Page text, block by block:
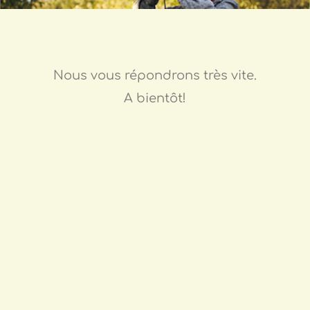
Nous vous répondrons très vite.
A bientôt!